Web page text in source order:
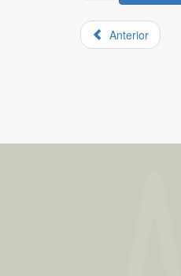
Anterior